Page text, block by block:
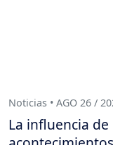
Noticias • AGO 26 /
La influencia